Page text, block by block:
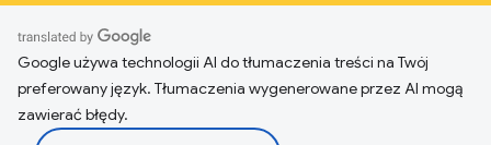
Google używa technologii AI do tłumaczenia treści na Twój
preferowany język. Tłumaczenia wygenerowane przez AI mogą
zawierać błędy.